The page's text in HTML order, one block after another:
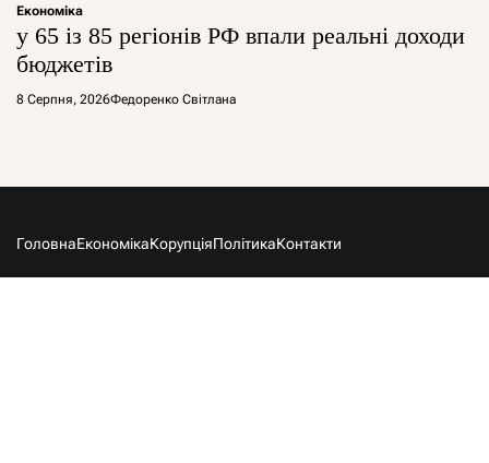
Економіка
у 65 із 85 регіонів РФ впали реальні доходи
бюджетів
8 Серпня, 2026Федоренко Світлана
ГоловнаЕкономікаКорупціяПолітикаКонтакти